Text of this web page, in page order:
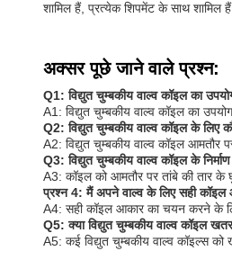
शामिल हैं, प्रत्येक शिपमेंट के साथ शामिल
अक्सर पूछे जाने वाले प्रश्न:
Q1: विद्युत चुम्बकीय वाल्व कॉइल का
A1: विद्युत चुम्बकीय वाल्व कॉइल का
Q2: विद्युत चुम्बकीय वाल्व कॉइल के लिए
A2: विद्युत चुम्बकीय वाल्व कॉइल आमतौर
Q3: विद्युत चुम्बकीय वाल्व कॉइल के
A3: कॉइल को आमतौर पर तांबे की तार के
प्रश्न 4: मैं अपने वाल्व के लिए सही कॉइल
A4: सही कॉइल आकार का चयन करने के
Q5: क्या विद्युत चुम्बकीय वाल्व कॉइल
A5: कई विद्युत चुम्बकीय वाल्व कॉइल्स